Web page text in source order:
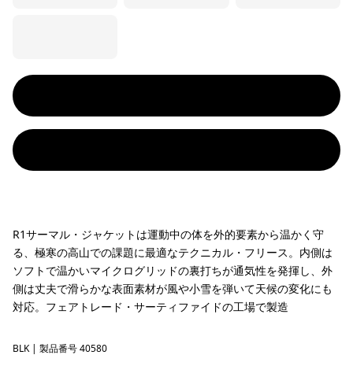
R1サーマル・ジャケットは運動中の体を外的要素から温かく守
る、極寒の高山での課題に最適なテクニカル・フリース。内側は
ソフトで温かいマイクログリッドの裏打ちが通気性を発揮し、外
側は丈夫で滑らかな表面素材が風や小雪を弾いて天候の変化にも
対応。フェアトレード・サーティファイドの工場で製造
Black
BLK | 製品番号 40580